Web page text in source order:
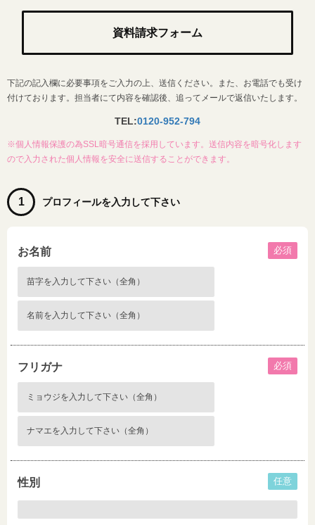
資料請求フォーム
下記の記入欄に必要事項をご入力の上、送信ください。また、お電話でも受け
付けております。担当者にて内容を確認後、追ってメールで返信いたします。
TEL:0120-952-794
※個人情報保護の為SSL暗号通信を採用しています。送信内容を暗号化します
ので入力された個人情報を安全に送信することができます。
1 プロフィールを入力して下さい
お名前 必須
フリガナ 必須
性別 任意